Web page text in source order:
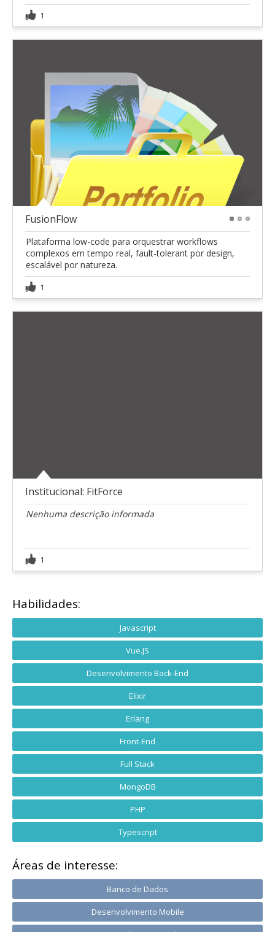
1
FusionFlow
Plataforma low-code para orquestrar workflows
complexos em tempo real, fault-tolerant por design,
escalável por natureza.
1
Institucional: FitForce
Nenhuma descrição informada
1
Habilidades:
Javascript
Vue.JS
Desenvolvimento Back-End
Elixir
Erlang
Front-End
Full Stack
MongoDB
PHP
Typescript
Áreas de interesse:
Banco de Dados
Desenvolvimento Mobile